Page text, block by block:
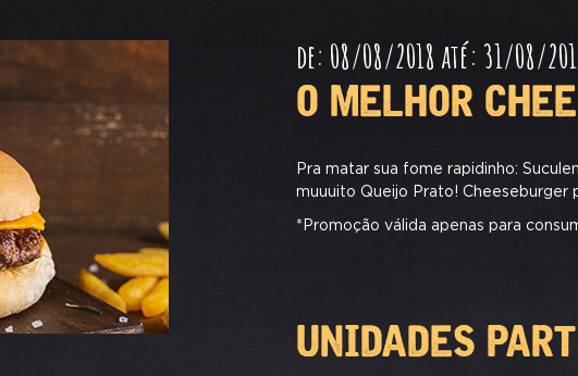
de: 08/08/2018 até: 31/08/
O MELHOR
Pra matar sua fome rapidinho:
muuuito Queijo Prato! Cheeseburger
*Promoção válida apenas para
UNIDADES